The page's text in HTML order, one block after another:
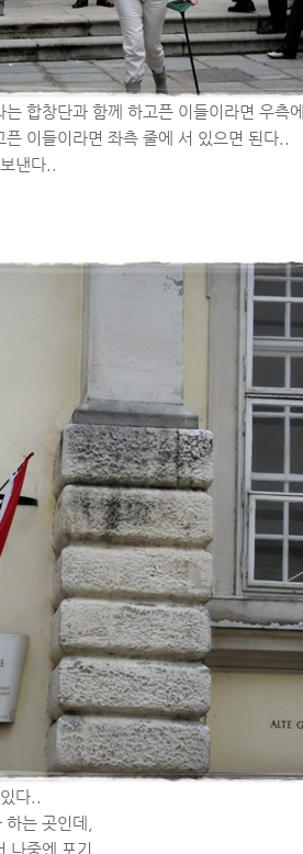
합창단과 함께 하고픈 이들이라면 우측에,
이들이라면 좌측 줄에 서 있으면 된다..
낸다..
다..
는 곳인데,
나중엔 포기..